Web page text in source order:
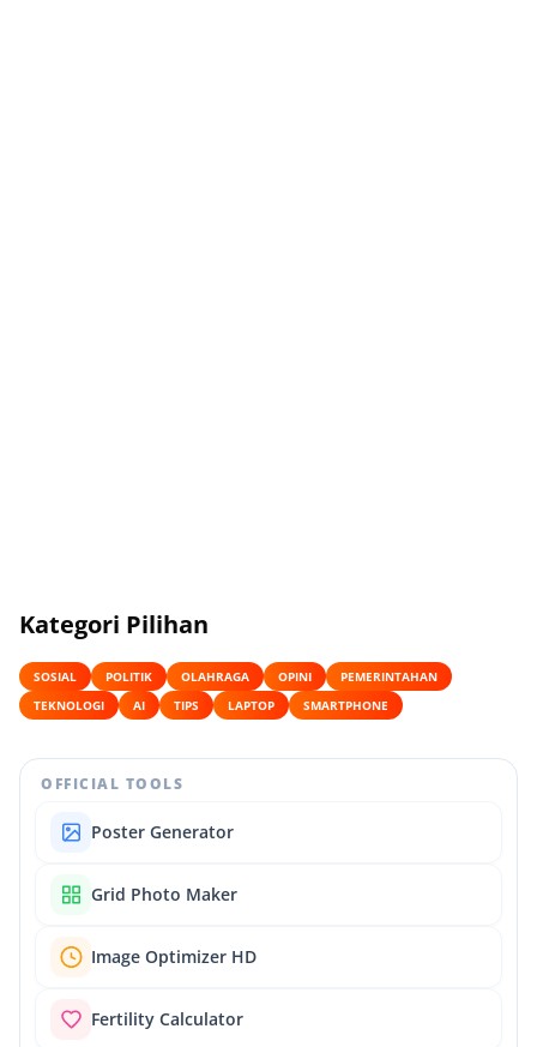
Kategori Pilihan
SOSIAL POLITIK OLAHRAGA OPINI
PEMERINTAHAN
TEKNOLOGI
AI TIPS LAPTOP SMARTPHONE
OFFICIAL TOOLS
Poster Generator
Grid Photo Maker
Image Optimizer HD
Fertility Calculator